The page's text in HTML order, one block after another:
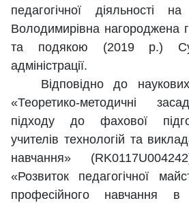
педагогічної діяльності
Володимирівна нагороджена
та подякою (2019 р.)
адміністрації.
Відповідно до наукових
«Теоретико-методичні
підходу до фахової
учителів технологій та
навчання»
«Розвиток педагогічної
професійного навчання в